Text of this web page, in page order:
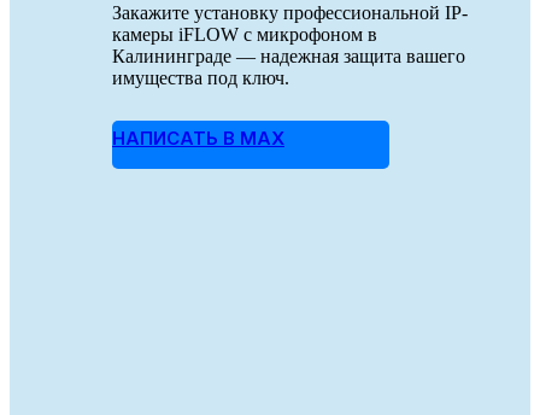
Закажите установку профессиональной IP-
камеры iFLOW с микрофоном в
Калининграде — надежная защита вашего
имущества под ключ.
НАПИСАТЬ В MAX